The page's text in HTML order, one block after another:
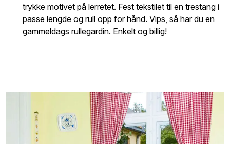
trykke motivet på lerretet. Fest tekstilet til en trestang i
passe lengde og rull opp for hånd. Vips, så har du en
gammeldags rullegardin. Enkelt og billig!